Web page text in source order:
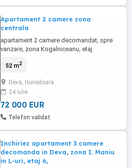
Apartament 2 camere zona
centrala
apartament 2 camere decomandat, spre
vanzare, zona Kogalniceanu, etaj
centrala termica, 52 mp,usa metalica,
Ocupabil imediat! Pret 72.000 eur
52 m2
Deva, Hunedoara
24 iulie
72 000 EUR
Telefon validat
Inchiriez apartament 3 camere
decomanda in Deva, zona I. Maniu
in L-uri, etaj 6,